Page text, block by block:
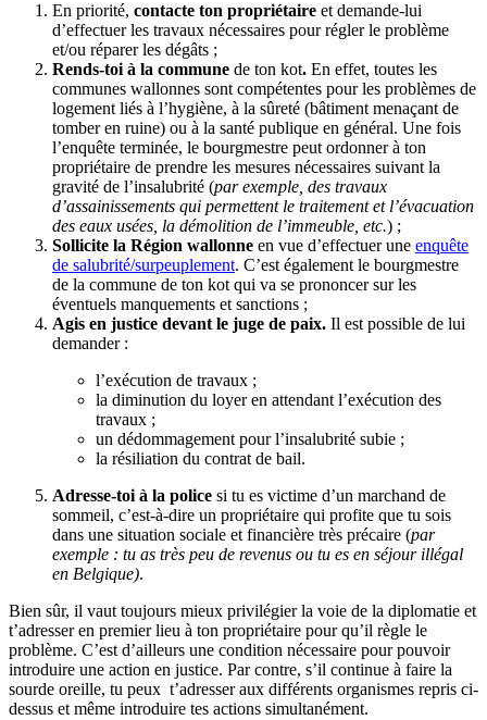
En priorité, contacte ton propriétaire et demande-lui
d’effectuer les travaux nécessaires pour régler le problème
et/ou réparer les dégâts ;
Rends-toi à la commune de ton kot. En effet, toutes les
communes wallonnes sont compétentes pour les problèmes de
logement liés à l’hygiène, à la sûreté (bâtiment menaçant de
tomber en ruine) ou à la santé publique en général. Une fois
l’enquête terminée, le bourgmestre peut ordonner à ton
propriétaire de prendre les mesures nécessaires suivant la
gravité de l’insalubrité (par exemple, des travaux
d’assainissements qui permettent le traitement et l’évacuation
des eaux usées , la démolition de l’immeuble, etc.) ;
Sollicite la Région wallonne en vue d’effectuer une enquête
de salubrité/surpeuplement. C’est également le bourgmestre
de la commune de ton kot qui va se prononcer sur les
éventuels manquements et sanctions ;
Agis en justice devant le juge de paix. Il est possible de lui
demander :
l’exécution de travaux ;
la diminution du loyer en attendant l’exécution des
travaux ;
un dédommagement pour l’insalubrité subie ;
la résiliation du contrat de bail.
Adresse-toi à la police si tu es victime d’un marchand de
sommeil, c’est-à-dire un propriétaire qui profite que tu sois
dans une situation sociale et financière très précaire (par
exemple : tu as très peu de revenus ou tu es en séjour illégal
en Belgique).
Bien sûr, il vaut toujours mieux privilégier la voie de la diplomatie et
t’adresser en premier lieu à ton propriétaire pour qu’il règle le
problème. C’est d’ailleurs une condition nécessaire pour pouvoir
introduire une action en justice. Par contre, s’il continue à faire la
sourde oreille, tu peux t’adresser aux différents organismes repris ci-
dessus et même introduire tes actions simultanément.